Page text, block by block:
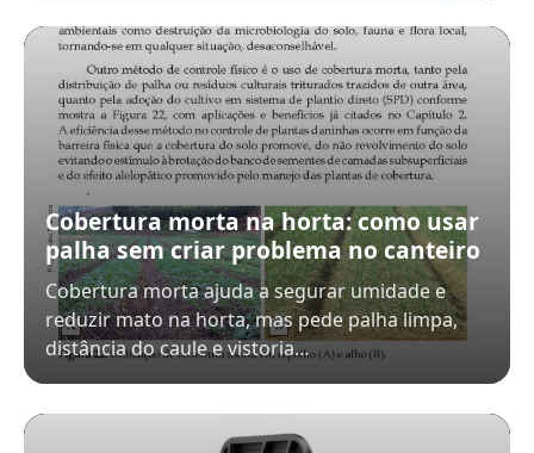
Cobertura morta na horta: como usar
palha sem criar problema no canteiro
Cobertura morta ajuda a segurar umidade e
reduzir mato na horta, mas pede palha limpa,
distância do caule e vistoria…